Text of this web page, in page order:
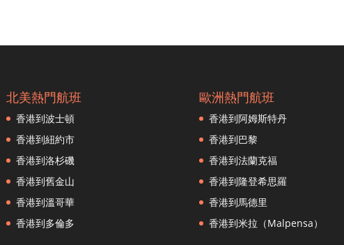
北美熱門航班
香港到波士頓
香港到紐約市
香港到洛杉磯
香港到舊金山
香港到溫哥華
香港到多倫多
歐洲熱門航班
香港到阿姆斯特丹
香港到巴黎
香港到法蘭克福
香港到隆登希思羅
香港到馬德里
香港到米拉（Malpensa）